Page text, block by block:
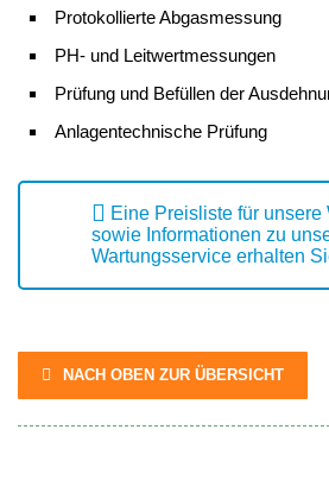
Protokollierte Abgasmessung
PH- und Leitwertmessungen
Prüfung und Befüllen der
Anlagentechnische Prüfung
Eine Preisliste für unsere
sowie Informationen zu
Wartungsservice erhalten
NACH OBEN ZUR ÜBERSICHT